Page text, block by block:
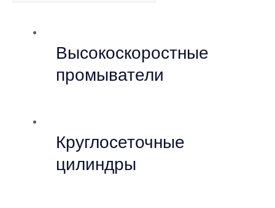
Высокоскоростные
промыватели
Круглосеточные
цилиндры